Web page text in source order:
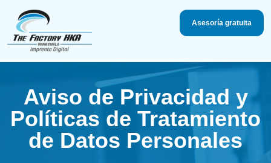
Asesoría gratuita
Aviso de Privacidad y
Políticas de Tratamiento
de Datos Personales